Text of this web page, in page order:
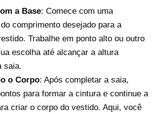
a Base: Comece com uma
comprimento desejado para a
Trabalhe em ponto alto ou outro
escolha até alcançar a altura
saia.
o Corpo: Após completar a saia,
para formar a cintura e continue a
criar o corpo do vestido. Aqui, você